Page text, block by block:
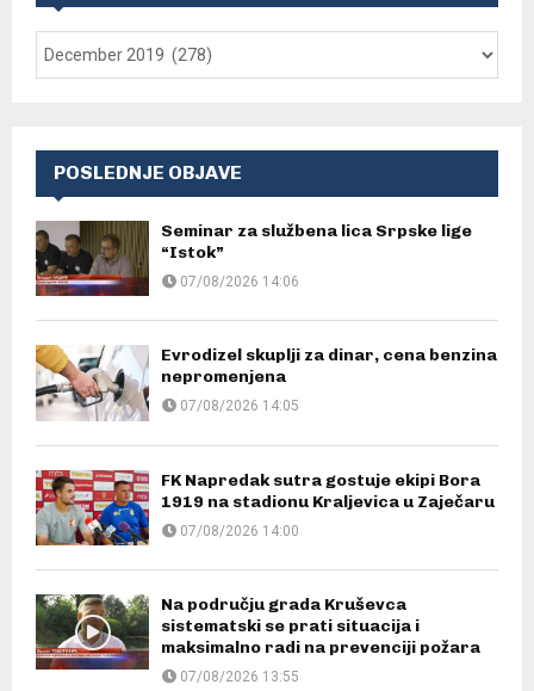
POSLEDNJE OBJAVE
Seminar za službena lica Srpske lige
“Istok”
07/08/2026 14:06
Evrodizel skuplji za dinar, cena benzina
nepromenjena
07/08/2026 14:05
FK Napredak sutra gostuje ekipi Bora
1919 na stadionu Kraljevica u Zaječaru
07/08/2026 14:00
Na području grada Kruševca
sistematski se prati situacija i
maksimalno radi na prevenciji požara
07/08/2026 13:55